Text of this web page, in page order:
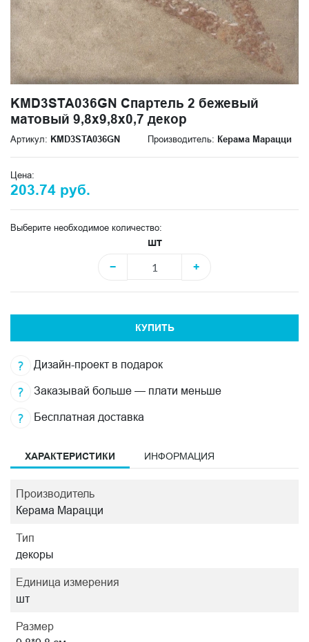
KMD3STA036GN Спартель 2 бежевый
матовый 9,8x9,8x0,7 декор
Артикул: KMD3STA036GN Производитель: Керама Марацци
Цена:
203.74 руб.
Выберите необходимое количество:
шт
−
+
КУПИТЬ
Дизайн-проект в подарок
Заказывай больше — плати меньше
Бесплатная доставка
ХАРАКТЕРИСТИКИ ИНФОРМАЦИЯ
Производитель
Керама Марацци
Тип
декоры
Единица измерения
шт
Размер